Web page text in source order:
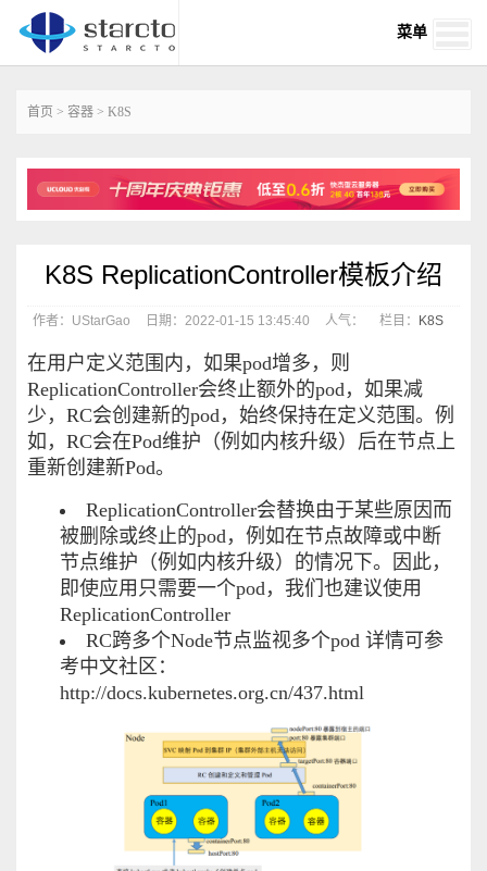
菜单
首页 > 容器 > K8S
K8S ReplicationController模板介绍
作者：UStarGao 日期：2022-01-15 13:45:40 人气： 栏目： K8S
在用户定义范围内，如果pod增多，则
ReplicationController会终止额外的pod，如果减
少，RC会创建新的pod，始终保持在定义范围。例
如，RC会在Pod维护（例如内核升级）后在节点上
重新创建新Pod。
ReplicationController会替换由于某些原因而
被删除或终止的pod，例如在节点故障或中断
节点维护（例如内核升级）的情况下。因此，
即使应用只需要一个pod，我们也建议使用
ReplicationController
RC跨多个Node节点监视多个pod 详情可参
考中文社区：
http://docs.kubernetes.org.cn/437.html